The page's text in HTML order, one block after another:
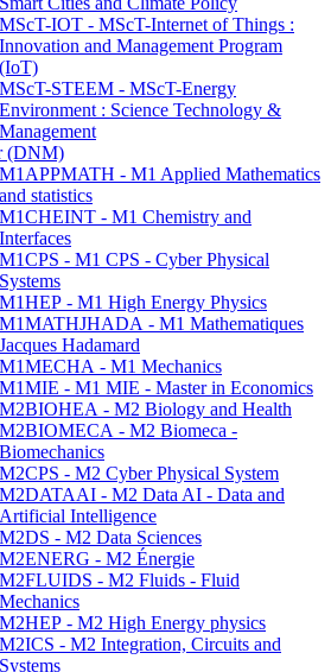
MScT-IOT - MScT-Internet of Things :
Innovation and Management Program
(IoT)
MScT-STEEM - MScT-Energy
Environment : Science Technology &
Management
(DNM)
M1APPMATH - M1 Applied Mathematics
and statistics
M1CHEINT - M1 Chemistry and
Interfaces
M1CPS - M1 CPS - Cyber Physical
Systems
M1HEP - M1 High Energy Physics
M1MATHJHADA - M1 Mathematiques
Jacques Hadamard
M1MECHA - M1 Mechanics
M1MIE - M1 MIE - Master in Economics
M2BIOHEA - M2 Biology and Health
M2BIOMECA - M2 Biomeca -
Biomechanics
M2CPS - M2 Cyber Physical System
M2DATAAI - M2 Data AI - Data and
Artificial Intelligence
M2DS - M2 Data Sciences
M2ENERG - M2 Énergie
M2FLUIDS - M2 Fluids - Fluid
Mechanics
M2HEP - M2 High Energy physics
M2ICS - M2 Integration, Circuits and
Systems